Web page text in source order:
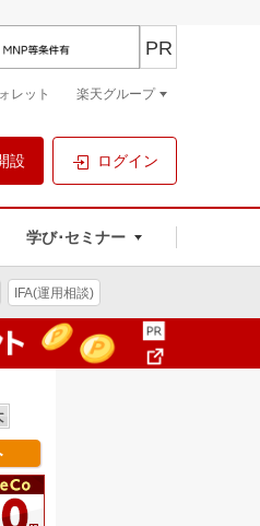
設 ログイン
学び･セミナー
PR
レット 楽天グループ
IFA(運用相談)